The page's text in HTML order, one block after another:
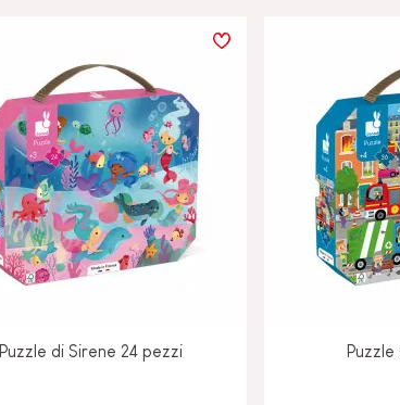
Puzzle di Sirene 24 pezzi